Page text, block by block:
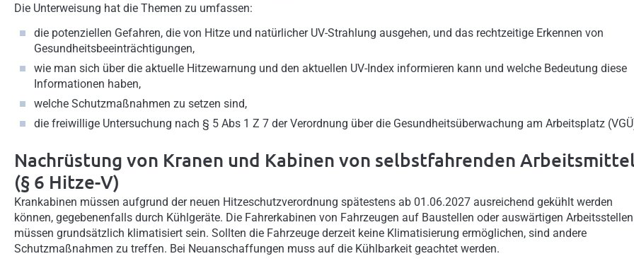
Die Unterweisung hat die Themen zu umfassen:
die potenziellen Gefahren, die von Hitze und natürlicher UV-Strahlung ausgehen, und das rechtzeitige Erkennen von
Gesundheitsbeeinträchtigungen,
wie man sich über die aktuelle Hitzewarnung und den aktuellen UV-Index informieren kann und welche Bedeutung diese
Informationen haben,
welche Schutzmaßnahmen zu setzen sind,
die freiwillige Untersuchung nach § 5 Abs 1 Z 7 der Verordnung über die Gesundheitsüberwachung am Arbeitsplatz
Nachrüstung von Kranen und Kabinen von selbstfahrenden
(§ 6 Hitze-V)
Krankabinen müssen aufgrund der neuen Hitzeschutzverordnung spätestens ab 01.06.2027 ausreichend gekühlt werden
können, gegebenenfalls durch Kühlgeräte. Die Fahrerkabinen von Fahrzeugen auf Baustellen oder auswärtigen Arbeitsstellen
müssen grundsätzlich klimatisiert sein. Sollten die Fahrzeuge derzeit keine Klimatisierung ermöglichen, sind andere
Schutzmaßnahmen zu treffen. Bei Neuanschaffungen muss auf die Kühlbarkeit geachtet werden.